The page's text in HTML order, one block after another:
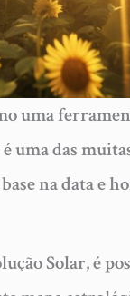
uma
uma das
na data e
Solar, é